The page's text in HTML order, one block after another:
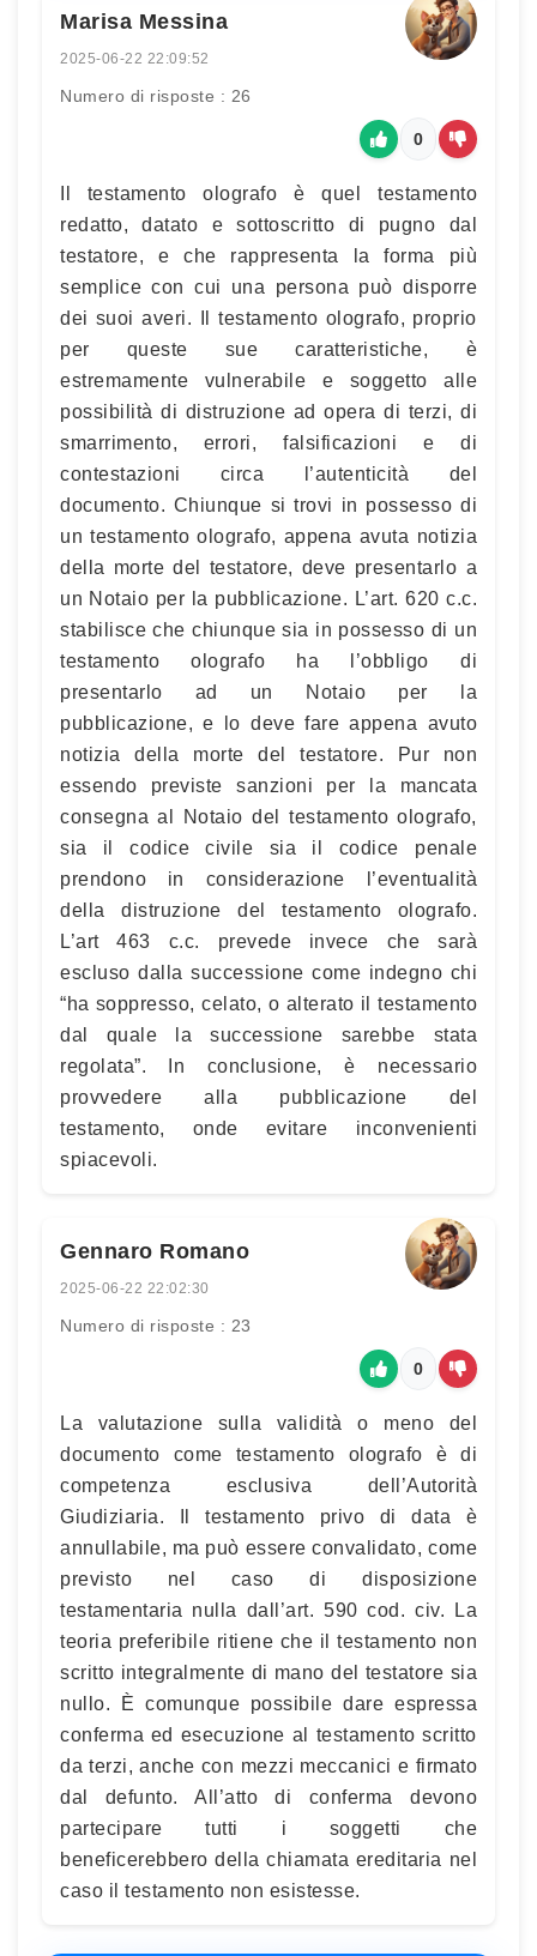
Marisa Messina
2025-06-22 22:09:52
Numero di risposte : 26
0
Il testamento olografo è quel testamento
redatto, datato e sottoscritto di pugno dal
testatore, e che rappresenta la forma più
semplice con cui una persona può disporre
dei suoi averi. Il testamento olografo, proprio
per queste sue caratteristiche, è
estremamente vulnerabile e soggetto alle
possibilità di distruzione ad opera di terzi, di
smarrimento, errori, falsificazioni e di
contestazioni circa l’autenticità del
documento. Chiunque si trovi in possesso di
un testamento olografo, appena avuta notizia
della morte del testatore, deve presentarlo a
un Notaio per la pubblicazione. L’art. 620 c.c.
stabilisce che chiunque sia in possesso di un
testamento olografo ha l’obbligo di
presentarlo ad un Notaio per la
pubblicazione, e lo deve fare appena avuto
notizia della morte del testatore. Pur non
essendo previste sanzioni per la mancata
consegna al Notaio del testamento olografo,
sia il codice civile sia il codice penale
prendono in considerazione l’eventualità
della distruzione del testamento olografo.
L’art 463 c.c. prevede invece che sarà
escluso dalla successione come indegno chi
“ha soppresso, celato, o alterato il testamento
dal quale la successione sarebbe stata
regolata”. In conclusione, è necessario
provvedere alla pubblicazione del
testamento, onde evitare inconvenienti
spiacevoli.
Gennaro Romano
2025-06-22 22:02:30
Numero di risposte : 23
0
La valutazione sulla validità o meno del
documento come testamento olografo è di
competenza esclusiva dell’Autorità
Giudiziaria. Il testamento privo di data è
annullabile, ma può essere convalidato, come
previsto nel caso di disposizione
testamentaria nulla dall’art. 590 cod. civ. La
teoria preferibile ritiene che il testamento non
scritto integralmente di mano del testatore sia
nullo. È comunque possibile dare espressa
conferma ed esecuzione al testamento scritto
da terzi, anche con mezzi meccanici e firmato
dal defunto. All’atto di conferma devono
partecipare tutti i soggetti che
beneficerebbero della chiamata ereditaria nel
caso il testamento non esistesse.